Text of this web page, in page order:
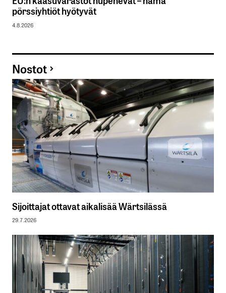
pörssiyhtiöt hyötyvät
4.8.2026
Nostot
Sijoittajat ottavat aikalisää Wärtsilässä
29.7.2026